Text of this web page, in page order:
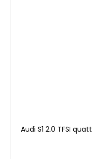
Audi S1 2.0 TFSI